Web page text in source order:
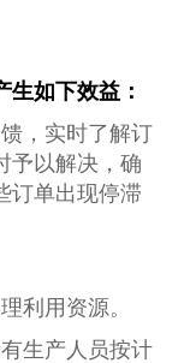
如下效益：
，实时了解订
予以解决，确
订单出现停滞
利用资源。
生产人员按计